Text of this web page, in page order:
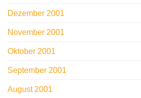
Dezember 2001
November 2001
Oktober 2001
September 2001
August 2001